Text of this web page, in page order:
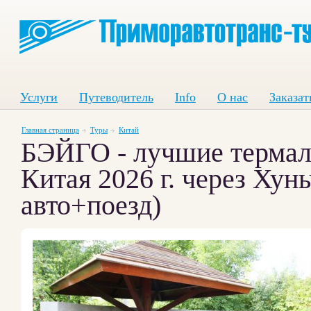
Услуги Путеводитель Info О нас
Главная страница Туры Китай
БЭЙГО - лучшие
Китая 2026 г. через
авто+поезд)